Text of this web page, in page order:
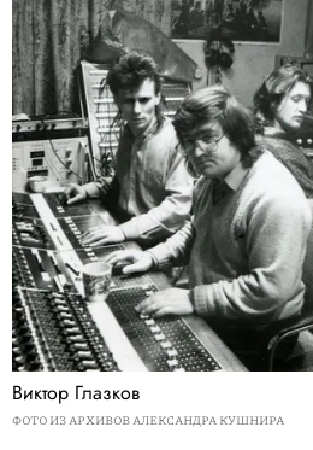
Виктор Глазков
ФОТО ИЗ АРХИВОВ АЛЕКСАНДРА КУШНИРА